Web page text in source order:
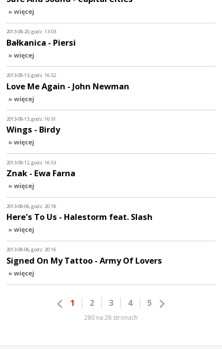
» więcej
2013-08-20, godz. 13:03
Bałkanica - Piersi
» więcej
2013-08-13, godz. 16:52
Love Me Again - John Newman
» więcej
2013-08-13, godz. 16:51
Wings - Birdy
» więcej
2013-08-12, godz. 16:53
Znak - Ewa Farna
» więcej
2013-08-06, godz. 20:18
Here's To Us - Halestorm feat. Slash
» więcej
2013-08-06, godz. 20:16
Signed On My Tattoo - Army Of Lovers
» więcej
1 2 3 4 5
280 na 28 stronach